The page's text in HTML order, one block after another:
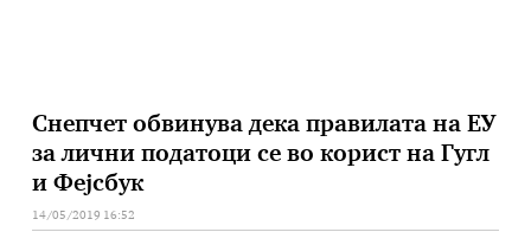
Снепчет обвинува дека правилата на ЕУ
за лични податоци се во корист на Гугл
и Фејсбук
14/05/2019 16:52